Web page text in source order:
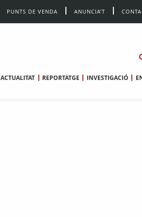
PUNTS DE VENDA ANUNCIA’T
ACTUALITAT REPORTATGE INVESTIGACIÓ